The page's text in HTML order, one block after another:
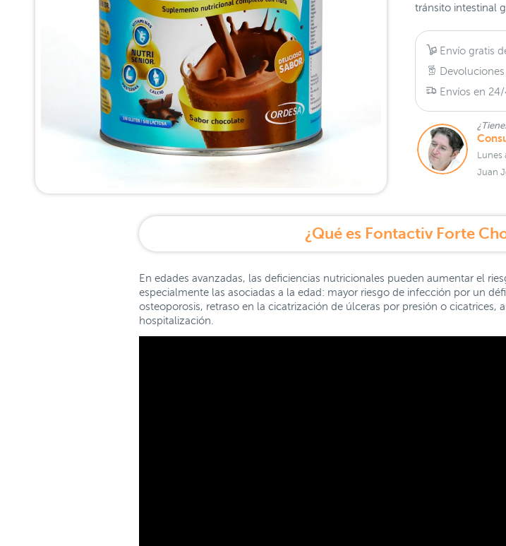
tránsito intestinal
Envío gratis
Envíos en
Lunes
Juan
¿Qué es Fontactiv Forte
En edades avanzadas, las deficiencias nutricionales pueden aumentar el
especialmente las asociadas a la edad: mayor riesgo de infección por un
osteoporosis, retraso en la cicatrización de úlceras por presión o
hospitalización.